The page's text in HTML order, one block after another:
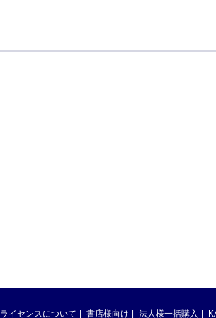
ライセンスについて 書店様向け 法人様一括購入